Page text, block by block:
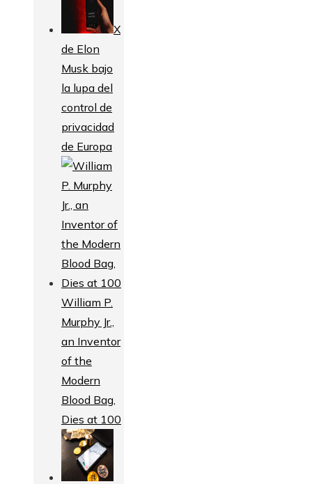
X
de Elon
Musk bajo
la lupa del
control de
privacidad
de Europa
William P.
Murphy Jr.,
an Inventor
of the
Modern
Blood Bag,
Dies at 100